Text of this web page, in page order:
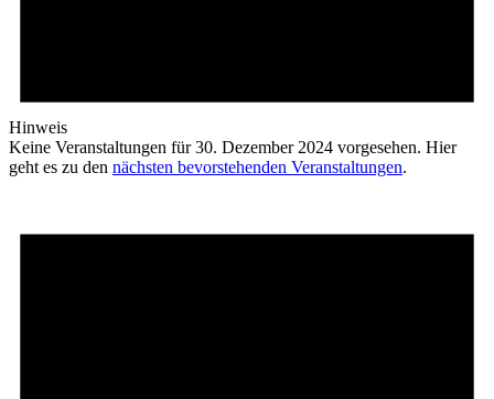
Hinweis
Keine Veranstaltungen für 30. Dezember 2024 vorgesehen. Hier
geht es zu den nächsten bevorstehenden Veranstaltungen.